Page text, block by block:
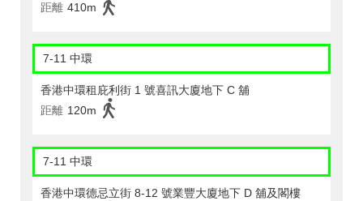
距離 410m
7-11 中環
香港中環租庇利街 1 號喜訊大廈地下 C 舖
距離 120m
7-11 中環
香港中環德忌立街 8-12 號業豐大廈地下 D 舖及閣樓